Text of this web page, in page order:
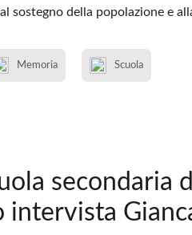
sostegno della popolazione e
Memoria Scuola
secondaria
intervista